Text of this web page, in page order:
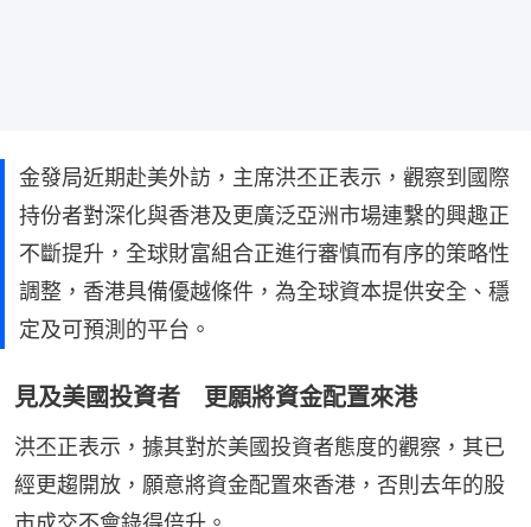
金發局近期赴美外訪，主席洪丕正表示，觀察到國際
持份者對深化與香港及更廣泛亞洲市場連繫的興趣正
不斷提升，全球財富組合正進行審慎而有序的策略性
調整，香港具備優越條件，為全球資本提供安全、穩
定及可預測的平台。
見及美國投資者 更願將資金配置來港
洪丕正表示，據其對於美國投資者態度的觀察，其已
經更趨開放，願意將資金配置來香港，否則去年的股